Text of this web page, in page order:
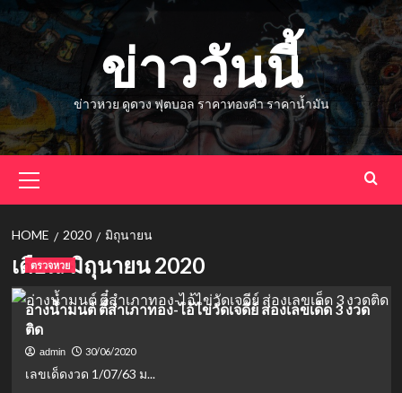
Skip
ข่าววันนี้
ข่าวหวย ดูดวง ฟุตบอล ราคาทองคำ ราคาน้ำมัน
Menu
HOME 2020 มิถุนายน
เดือน:มิถุนายน 2020
ตรวจหวย
อ่างน้ำมนต์ ตี๋สำเภาทอง-ไอ้ไข่วัดเจดีย์ ส่องเลขเด็ด 3 งวด
ติด
admin 30/06/2020
เลขเด็ดงวด 1/07/63 ม...